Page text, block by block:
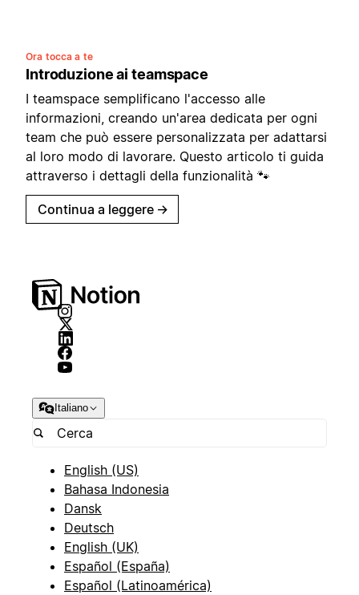
Ora tocca a te
Introduzione ai teamspace
I teamspace semplificano l'accesso alle
informazioni, creando un'area dedicata per ogni
team che può essere personalizzata per adattarsi
al loro modo di lavorare. Questo articolo ti guida
attraverso i dettagli della funzionalità 🐾
Continua a leggere →
Italiano
English (US)
Bahasa Indonesia
Dansk
Deutsch
English (UK)
Español (España)
Español (Latinoamérica)